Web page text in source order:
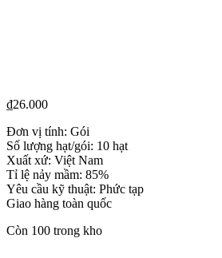
₫26.000
Đơn vị tính: Gói
Số lượng hạt/gói: 10 hạt
Xuất xứ: Việt Nam
Tỉ lệ nảy mầm: 85%
Yêu cầu kỹ thuật: Phức tạp
Giao hàng toàn quốc
Còn 100 trong kho